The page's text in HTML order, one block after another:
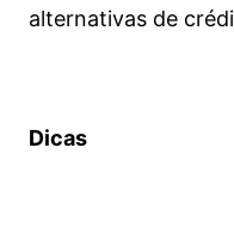
alternativas de
Dicas